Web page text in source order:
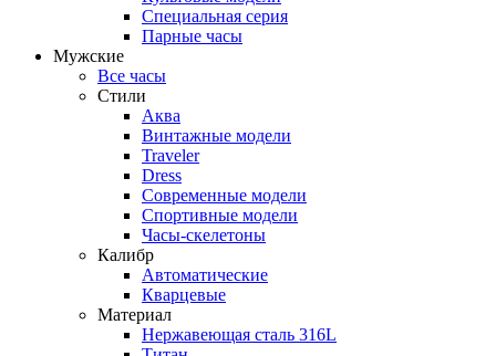
Специальная серия
Парные часы
Мужские
Все часы
Стили
Аква
Винтажные модели
Traveler
Dress
Современные модели
Спортивные модели
Часы-скелетоны
Калибр
Автоматические
Кварцевые
Материал
Нержавеющая сталь 316L